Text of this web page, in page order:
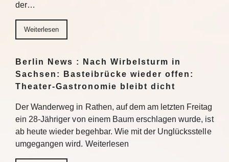
der…
Weiterlesen
Berlin News : Nach Wirbelsturm in
Sachsen: Basteibrücke wieder offen:
Theater-Gastronomie bleibt dicht
Der Wanderweg in Rathen, auf dem am letzten Freitag
ein 28-Jähriger von einem Baum erschlagen wurde, ist
ab heute wieder begehbar. Wie mit der Unglücksstelle
umgegangen wird. Weiterlesen